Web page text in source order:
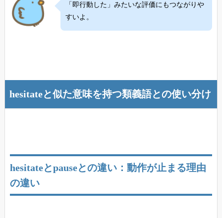
「即行動した」みたいな評価にもつながりや
すいよ。
hesitateと似た意味を持つ類義語との使い分け
hesitateとpauseとの違い：動作が止まる理由
の違い